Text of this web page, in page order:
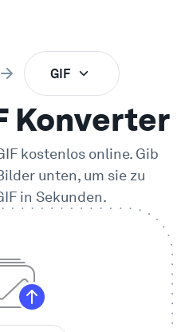
GIF
Konverter
kostenlos online. Gib
unten, um sie zu
in Sekunden.